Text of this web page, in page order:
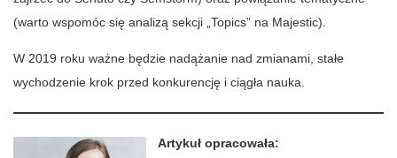
(warto wspomóc się analizą sekcji „Topics” na Majestic).
W 2019 roku ważne będzie nadążanie nad zmianami, stałe
wychodzenie krok przed konkurencję i ciągła nauka.
Artykuł opracowała: